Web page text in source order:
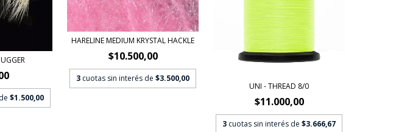
$1.500,00
HARELINE MEDIUM KRYSTAL HACKLE
$10.500,00
3 cuotas sin interés de$3.500,00
UNI - THREAD 8/0
$11.000,00
3 cuotas sin interés de$3.666,67